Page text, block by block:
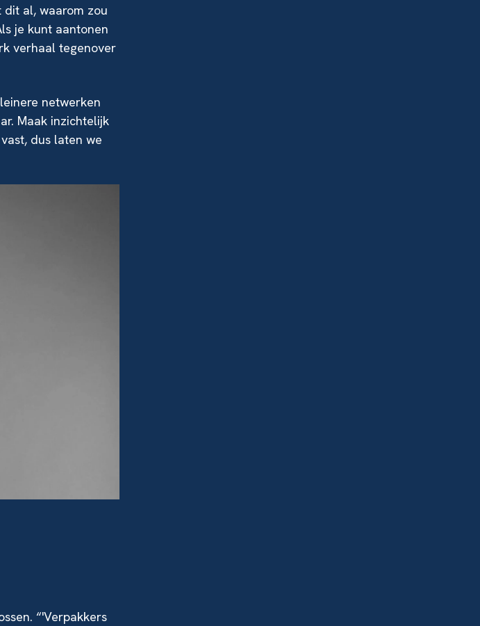
al, waarom zou
je kunt aantonen
verhaal tegenover
netwerken
Maak inzichtelijk
dus laten we
“'Verpakkers